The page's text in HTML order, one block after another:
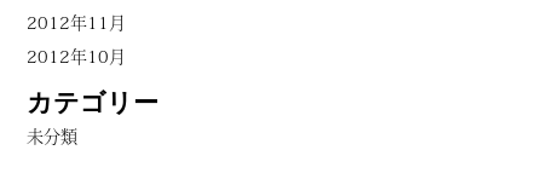
2012年11月
2012年10月
カテゴリー
未分類